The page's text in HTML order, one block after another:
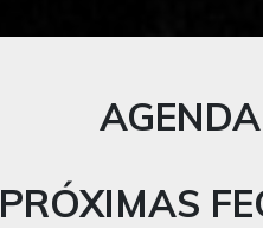
AGENDA
PRÓXIMAS